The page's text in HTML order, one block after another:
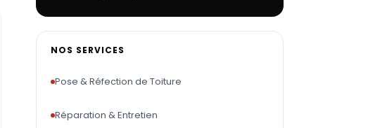
NOS SERVICES
Pose & Réfection de Toiture
Réparation & Entretien